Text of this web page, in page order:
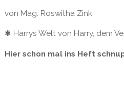
von Mag. Roswitha Zink
✱ Harrys Welt von Harry, dem
Hier schon mal ins Heft